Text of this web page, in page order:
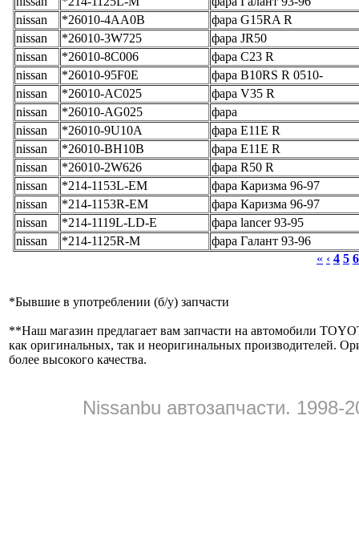
nissan
*26010-4AA0B
фара G15RA R
nissan
*26010-3W725
фара JR50
nissan
*26010-8C006
фара C23 R
nissan
*26010-95F0E
фара B10RS R 0510-
nissan
*26010-AC025
фара V35 R
nissan
*26010-AG025
фара
nissan
*26010-9U10A
фара E11E R
nissan
*26010-BH10B
фара E11E R
nissan
*26010-2W626
фара R50 R
nissan
*214-1153L-EM
фара Каризма 96-97
nissan
*214-1153R-EM
фара Каризма 96-97
nissan
*214-1119L-LD-E
фара lancer 93-95
nissan
*214-1125R-M
фара Галант 93-96
« ‹ 4 5 6
*Бывшие в употреблении (б/y) запчасти
**Наш магазин предлагает вам запчасти на автомобили
как оригинальных, так и неоригинальных производителей.
более высокого качества.
Nissanbu автозапчасти. 1998-